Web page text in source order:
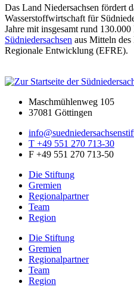
Das Land Niedersachsen fördert
Wasserstoffwirtschaft für
Jahre mit insgesamt rund
Südniedersachsen aus Mitteln
Regionale Entwicklung (EFRE).
Maschmühlenweg 105
37081 Göttingen
T +49 551 270 713-30
F +49 551 270 713-50
Die Stiftung
Gremien
Regionalpartner
Team
Region
Die Stiftung
Gremien
Regionalpartner
Team
Region